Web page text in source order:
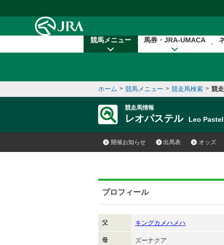
競馬メニュー 馬券・JRA-UMACA
ホーム > 競馬メニュー > 競走馬検索 > 競
競走馬情報
レオパステル Leo Pastel
開催お知らせ 出馬表 オッズ
プロフィール
父 キングカメハメハ
母 ズーナクア